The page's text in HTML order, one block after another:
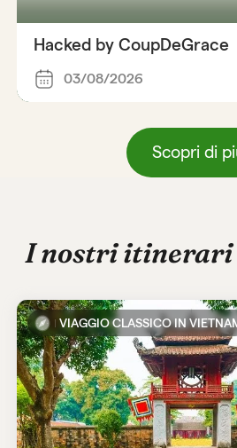
Hacked by CoupDeGrace
03/08/2026
Scopri di
I nostri itinerari
VIAGGIO CLASSICO IN